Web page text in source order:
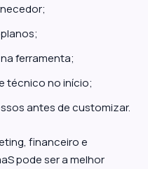
ferramenta;
técnico no início;
antes de customizar.
financeiro e
pode ser a melhor